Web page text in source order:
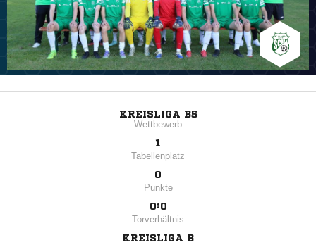
KREISLIGA B5
Wettbewerb
1
Tabellenplatz
0
Punkte
0:0
Torverhältnis
KREISLIGA B